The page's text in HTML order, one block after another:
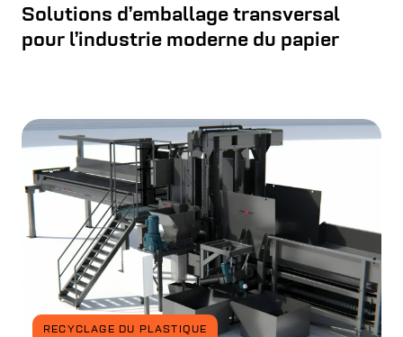
Solutions d’emballage transversal
pour l’industrie moderne du papier
RECYCLAGE DU PLASTIQUE